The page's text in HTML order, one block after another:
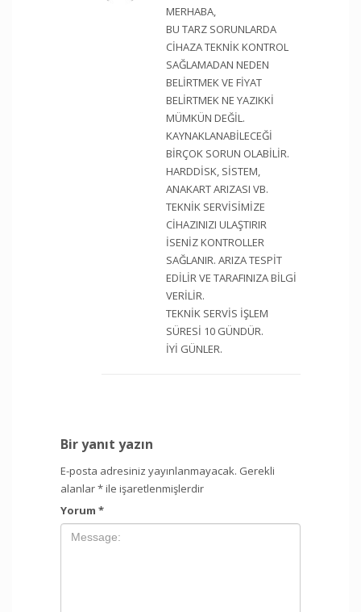
MERHABA,
BU TARZ SORUNLARDA
CİHAZA TEKNİK KONTROL
SAĞLAMADAN NEDEN
BELİRTMEK VE FİYAT
BELİRTMEK NE YAZIKKİ
MÜMKÜN DEĞİL.
KAYNAKLANABİLECEĞİ
BİRÇOK SORUN OLABİLİR.
HARDDİSK, SİSTEM,
ANAKART ARIZASI VB.
TEKNİK SERVİSİMİZE
CİHAZINIZI ULAŞTIRIR
İSENİZ KONTROLLER
SAĞLANIR. ARIZA TESPİT
EDİLİR VE TARAFINIZA BİLGİ
VERİLİR.
TEKNİK SERVİS İŞLEM
SÜRESİ 10 GÜNDÜR.
İYİ GÜNLER.
Bir yanıt yazın
E-posta adresiniz yayınlanmayacak. Gerekli
alanlar*ile işaretlenmişlerdir
Yorum *